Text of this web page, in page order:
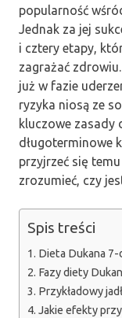
popularność
Jednak za jej
i cztery etapy,
zagrażać
już w fazie
ryzyka niosą ze
kluczowe zasady
długoterminowe
przyjrzeć się
zrozumieć, czy
Spis treści
Dieta Dukana 7-
Fazy diety
Przykładowy
Jakie efekty